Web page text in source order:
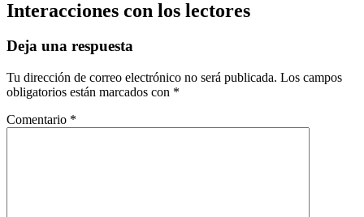
Interacciones con los lectores
Deja una respuesta
Tu dirección de correo electrónico no será publicada. Los campos
obligatorios están marcados con *
Comentario *